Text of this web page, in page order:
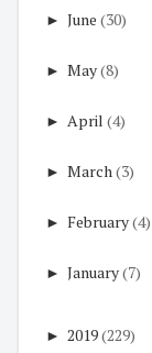
► June (30)
► May(8)
► April (4)
► March(3)
► February(4)
► January(7)
► 2019(229)